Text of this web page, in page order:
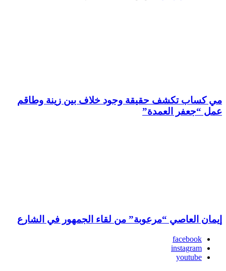
مي كساب تكشف حقيقة وجود خلاف بين زينة وطاقم
عمل “جعفر العمدة”
إيمان العاصي “مرعوبة” من لقاء الجمهور في الشارع
facebook
instagram
youtube